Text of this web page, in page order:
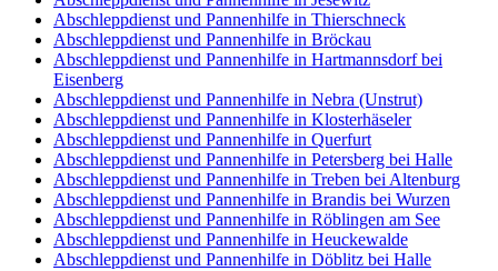
Abschleppdienst und Pannenhilfe in Thierschneck
Abschleppdienst und Pannenhilfe in Bröckau
Abschleppdienst und Pannenhilfe in Hartmannsdorf bei
Eisenberg
Abschleppdienst und Pannenhilfe in Nebra (Unstrut)
Abschleppdienst und Pannenhilfe in Klosterhäseler
Abschleppdienst und Pannenhilfe in Querfurt
Abschleppdienst und Pannenhilfe in Petersberg bei Halle
Abschleppdienst und Pannenhilfe in Treben bei Altenburg
Abschleppdienst und Pannenhilfe in Brandis bei Wurzen
Abschleppdienst und Pannenhilfe in Röblingen am See
Abschleppdienst und Pannenhilfe in Heuckewalde
Abschleppdienst und Pannenhilfe in Döblitz bei Halle